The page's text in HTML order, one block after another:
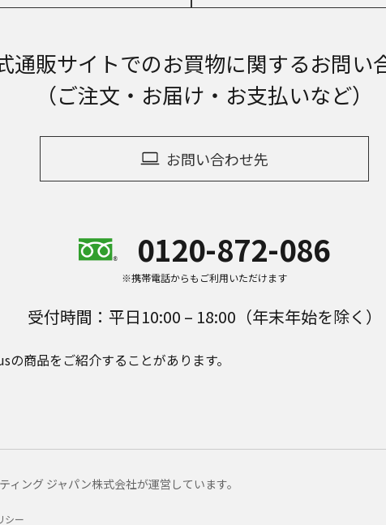
通販サイトでのお買物に関するお問い
（ご注文・お届け・お支払いなど）
お問い合わせ先
0120-872-086
※携帯電話からもご利用いただけます
受付時間：平日10:00 – 18:00（年末年始を除く）
の商品をご紹介することがあります。
ング ジャパン株式会社が運営しています。
シー